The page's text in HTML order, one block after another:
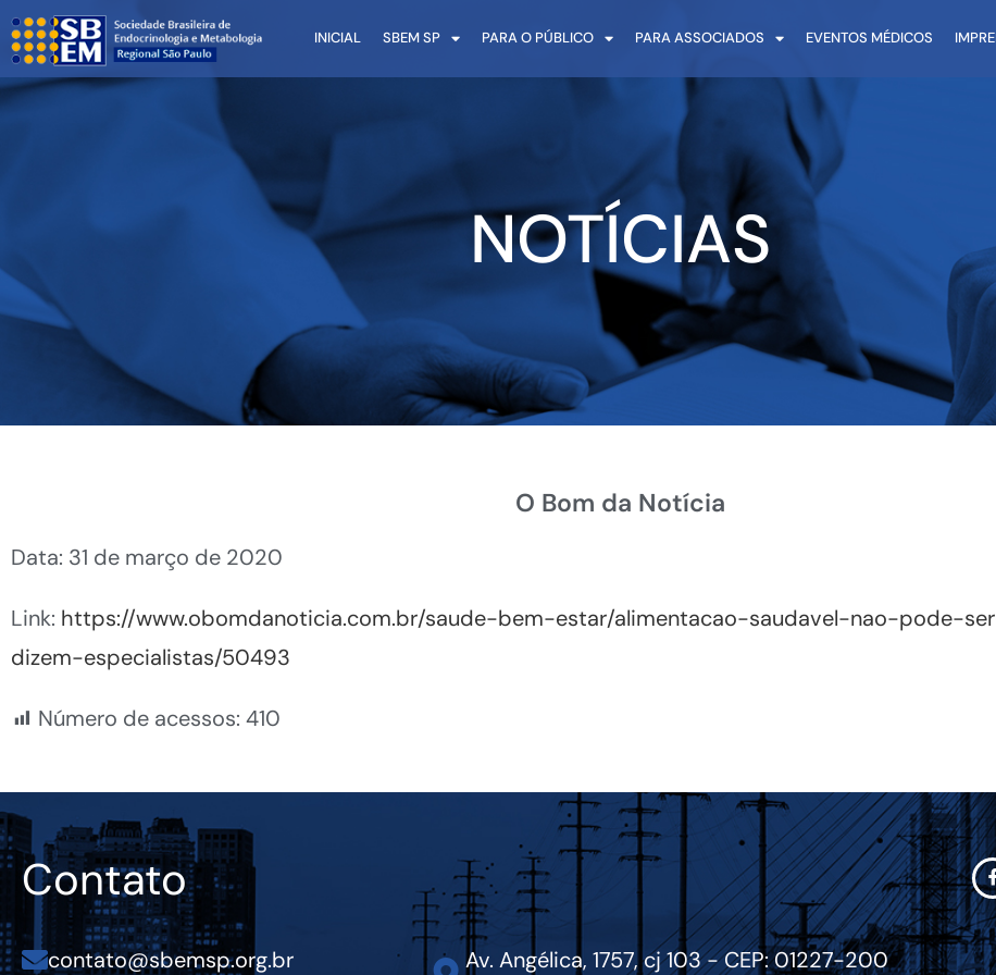
INICIAL SBEM SP PARA O PÚBLICO PARA ASSOCIADOS EVENTOS MÉDICOS
NOTÍCIAS
O Bom da Notícia
Data: 31 de março de 2020
Link: https://www.obomdanoticia.com.br/saude-bem-estar/alimentacao-saudavel-nao-pode-
dizem-especialistas/50493
Número de acessos: 410
Contato
contato@sbemsp.org.br Av. Angélica, 1757, cj 103 - CEP: 01227-200